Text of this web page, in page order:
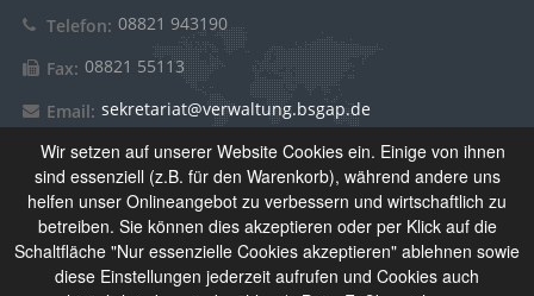
Wir setzen auf unserer Website Cookies ein. Einige von ihnen
sind essenziell (z.B. für den Warenkorb), während andere uns
helfen unser Onlineangebot zu verbessern und wirtschaftlich zu
betreiben. Sie können dies akzeptieren oder per Klick auf die
Schaltfläche "Nur essenzielle Cookies akzeptieren" ablehnen sowie
diese Einstellungen jederzeit aufrufen und Cookies auch
Telefon: 08821 943190
Fax: 08821 55113
Email: sekretariat@verwaltung.bsgap.de
Über Uns
Das Berufliche Schulzentrum Garmisch-Partenkirchen setzt
sich aus Berufsschule, Wirtschaftsschule und